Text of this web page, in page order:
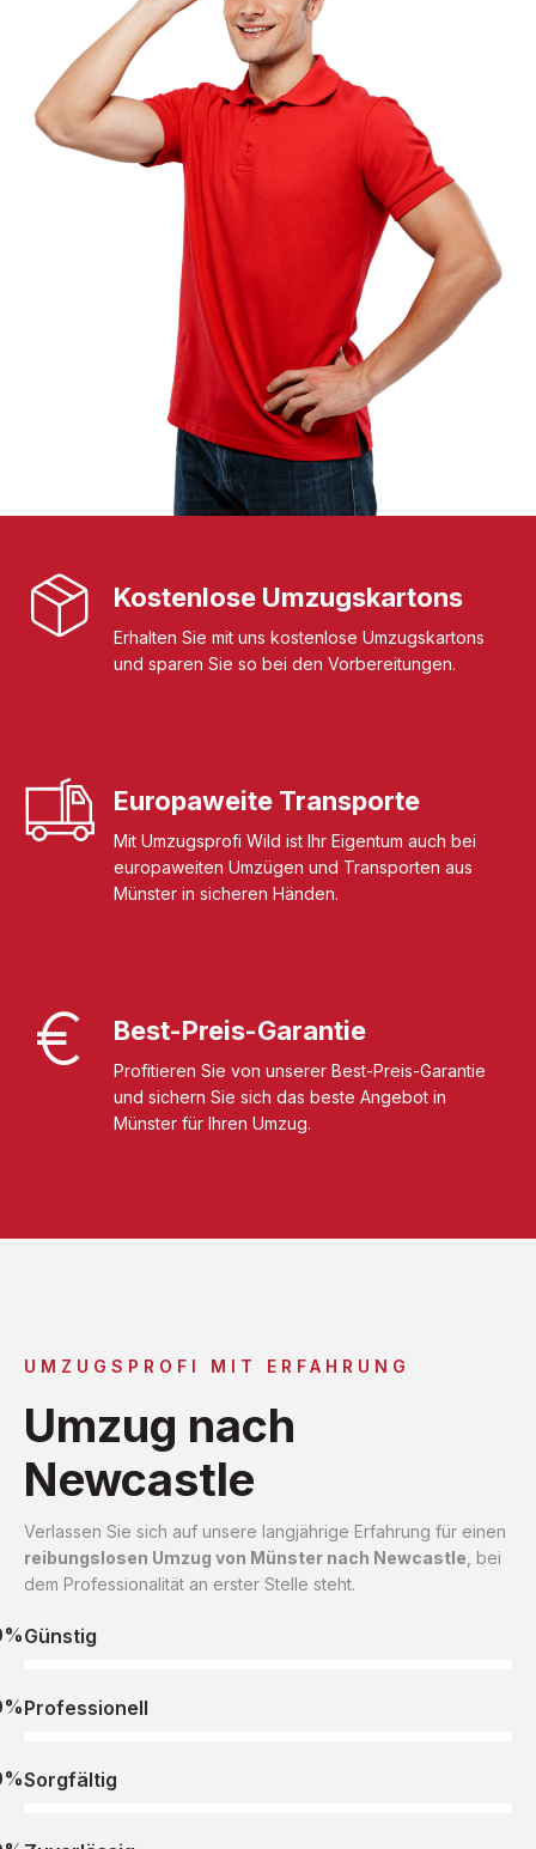
Kostenlose Umzugskartons
Erhalten Sie mit uns kostenlose Umzugskartons
und sparen Sie so bei den Vorbereitungen.
Europaweite Transporte
Mit Umzugsprofi Wild ist Ihr Eigentum auch bei
europaweiten Umzügen und Transporten aus
Münster in sicheren Händen.
Best-Preis-Garantie
Profitieren Sie von unserer Best-Preis-Garantie
und sichern Sie sich das beste Angebot in
Münster für Ihren Umzug.
UMZUGSPROFI MIT ERFAHRUNG
Umzug nach
Newcastle
Verlassen Sie sich auf unsere langjährige Erfahrung für einen
reibungslosen Umzug von Münster nach Newcastle , bei
dem Professionalität an erster Stelle steht.
Günstig
Professionell
Sorgfältig